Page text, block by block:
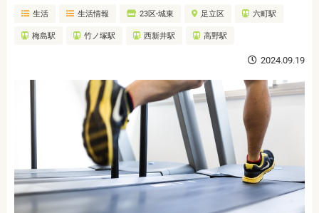
美容・健康
おでかけ
生活
生活 生活情報 23区-城東 足立区 六町駅
梅島駅 竹ノ塚駅 西新井駅 高野駅
2024.09.19